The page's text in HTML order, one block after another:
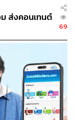
ต้นดูแลตัวเอง
และ Vitamin E
ารเติมสาร
นับสนุนสุขภาพ
ส่งคอนเทนต์
69